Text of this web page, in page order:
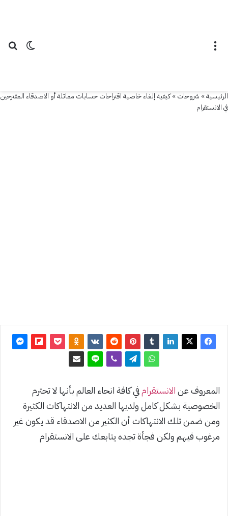
الوضع
الرئيسية» شروحات »كيفية إلغاء خاصية اقتراحات حسابات مماثلة أو الاصدقاء المقترحين
في الانستقرام
حسابات
الاصدقاء
المعروف عنالانستقرامفي كافة انحاء العالم بأنها لا تحترم
الخصوصية بشكل كامل ولديها العديد من الانتهاكات الكثيرة
ومن ضمن تلك الانتهاكات أن الكثير من الاصدقاء قد يكون غير
مرغوب فيهم ولكن فجأة تجده يتابعك على الانستقرام